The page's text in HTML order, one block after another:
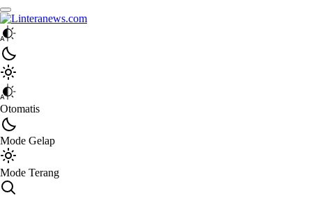
Linteranews.com
Lintas Informasi Tercepat dan Akurat
Otomatis
Mode Gelap
Mode Terang